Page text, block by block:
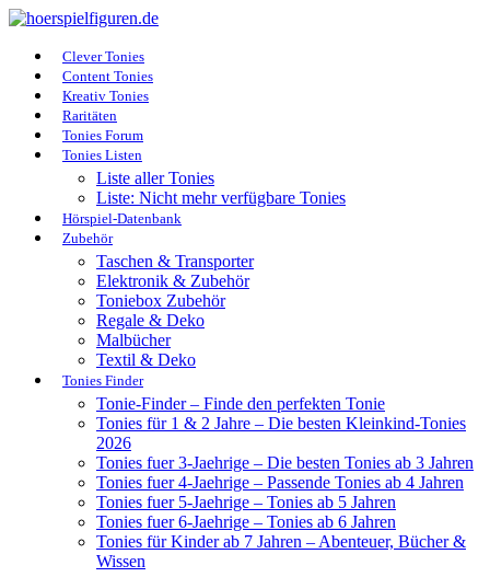
Clever Tonies
Content Tonies
Kreativ Tonies
Raritäten
Tonies Forum
Tonies Listen
Liste aller Tonies
Liste: Nicht mehr verfügbare Tonies
Hörspiel-Datenbank
Zubehör
Taschen & Transporter
Elektronik & Zubehör
Toniebox Zubehör
Regale & Deko
Malbücher
Textil & Deko
Tonies Finder
Tonie-Finder – Finde den perfekten Tonie
Tonies für 1 & 2 Jahre – Die besten Kleinkind-Tonies
2026
Tonies fuer 3-Jaehrige – Die besten Tonies ab 3 Jahren
Tonies fuer 4-Jaehrige – Passende Tonies ab 4 Jahren
Tonies fuer 5-Jaehrige – Tonies ab 5 Jahren
Tonies fuer 6-Jaehrige – Tonies ab 6 Jahren
Tonies für Kinder ab 7 Jahren – Abenteuer, Bücher &
Wissen